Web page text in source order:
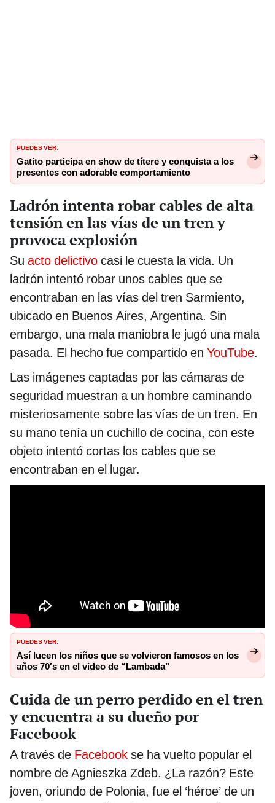
PUEDES VER:
Gatito participa en show de títere y conquista a los
presentes con adorable comportamiento
Ladrón intenta robar cables de alta
tensión en las vías de un tren y
provoca explosión
Su acto delictivo casi le cuesta la vida. Un
ladrón intentó robar unos cables que se
encontraban en las vías del tren Sarmiento,
ubicado en Buenos Aires, Argentina. Sin
embargo, una mala maniobra le jugó una mala
pasada. El hecho fue compartido en YouTube.
Las imágenes captadas por las cámaras de
seguridad muestran a un hombre caminando
misteriosamente sobre las vías de un tren. En
su mano tenía un cuchillo de cocina, con este
objeto intentó cortas los cables que se
encontraban en el lugar.
PUEDES VER:
Así lucen los niños que se volvieron famosos en los
años 70′s en el video de “Lambada”
Cuida de un perro perdido en el tren
y encuentra a su dueño por
Facebook
A través de Facebook se ha vuelto popular el
nombre de Agnieszka Zdeb. ¿La razón? Este
joven, oriundo de Polonia, fue el ‘héroe’ de un